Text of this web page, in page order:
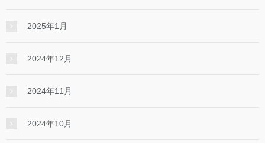
2025年1月
2024年12月
2024年11月
2024年10月